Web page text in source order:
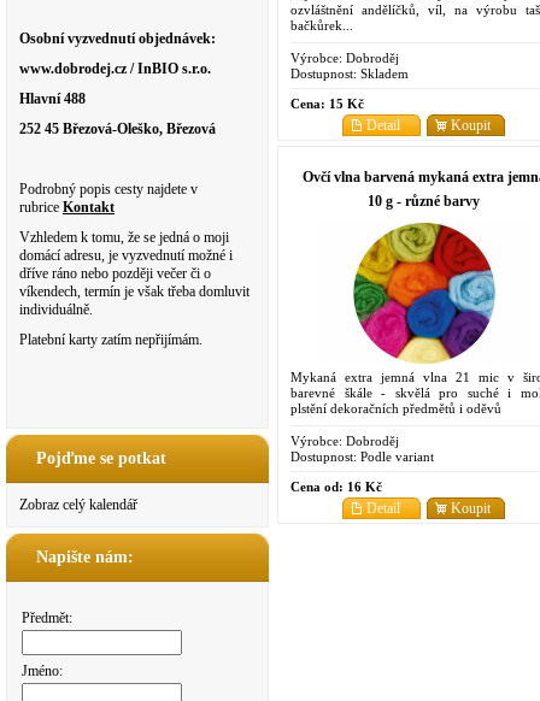
Osobní vyzvednutí objednávek:
www.dobrodej.cz / InBIO s.r.o.
Hlavní 488
252 45 Březová-Oleško, Březová
Podrobný popis cesty najdete v
rubrice Kontakt
Vzhledem k tomu, že se jedná o moji
domácí adresu, je vyzvednutí možné i
dříve ráno nebo později večer či o
víkendech, termín je však třeba domluvit
individuálně.
Platební karty zatím nepřijímám.
Pojďme se potkat
Zobraz celý kalendář
Napište nám:
Předmět:
Jméno:
ozvláštnění andělíčků, víl, na výrobu
bačkůrek...
Výrobce: Dobroděj
Dostupnost: Skladem
Cena: 15 Kč
Koupit
Detail
Ovčí vlna barvená mykaná extra
10 g - různé barvy
Mykaná extra jemná vlna 21 mic v
barevné škále - skvělá pro suché i
plstění dekoračních předmětů i oděvů
Výrobce: Dobroděj
Dostupnost: Podle variant
Cena od: 16 Kč
Koupit
Detail